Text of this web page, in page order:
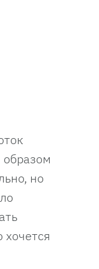
но